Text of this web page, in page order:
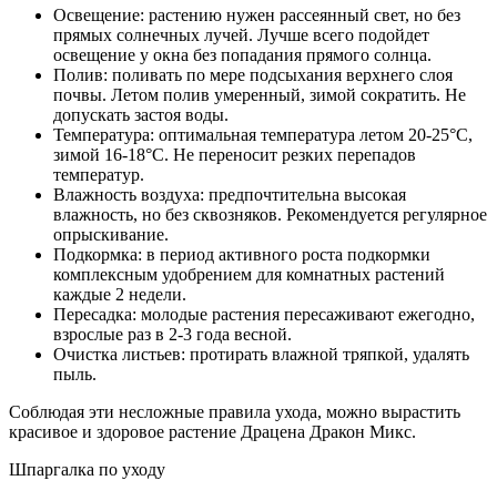
Освещение: растению нужен рассеянный свет, но без
прямых солнечных лучей. Лучше всего подойдет
освещение у окна без попадания прямого солнца.
Полив: поливать по мере подсыхания верхнего слоя
почвы. Летом полив умеренный, зимой сократить. Не
допускать застоя воды.
Температура: оптимальная температура летом 20-25°С,
зимой 16-18°С. Не переносит резких перепадов
температур.
Влажность воздуха: предпочтительна высокая
влажность, но без сквозняков. Рекомендуется регулярное
опрыскивание.
Подкормка: в период активного роста подкормки
комплексным удобрением для комнатных растений
каждые 2 недели.
Пересадка: молодые растения пересаживают ежегодно,
взрослые раз в 2-3 года весной.
Очистка листьев: протирать влажной тряпкой, удалять
пыль.
Соблюдая эти несложные правила ухода, можно вырастить
красивое и здоровое растение Драцена Дракон Микс.
Шпаргалка по уходу